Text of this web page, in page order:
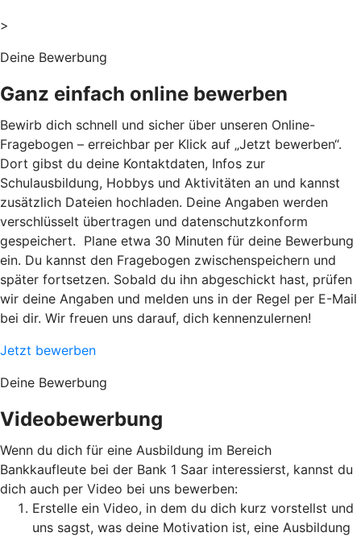
>
Deine Bewerbung
Ganz einfach online bewerben
Bewirb dich schnell und sicher über unseren Online-
Fragebogen – erreichbar per Klick auf „Jetzt bewerben“.
Dort gibst du deine Kontaktdaten, Infos zur
Schulausbildung, Hobbys und Aktivitäten an und kannst
zusätzlich Dateien hochladen. Deine Angaben werden
verschlüsselt übertragen und datenschutzkonform
gespeichert. Plane etwa 30 Minuten für deine Bewerbung
ein. Du kannst den Fragebogen zwischenspeichern und
später fortsetzen. Sobald du ihn abgeschickt hast, prüfen
wir deine Angaben und melden uns in der Regel per E-Mail
bei dir. Wir freuen uns darauf, dich kennenzulernen!
Jetzt bewerben
Deine Bewerbung
Videobewerbung
Wenn du dich für eine Ausbildung im Bereich
Bankkaufleute bei der Bank 1 Saar interessierst, kannst du
dich auch per Video bei uns bewerben:
Erstelle ein Video, in dem du dich kurz vorstellst und
uns sagst, was deine Motivation ist, eine Ausbildung